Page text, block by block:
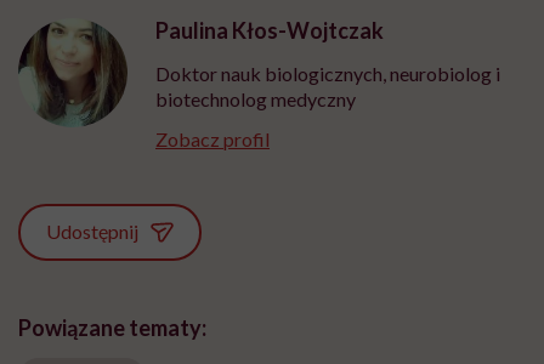
Paulina Kłos-Wojtczak
Doktor nauk biologicznych, neurobiolog i
biotechnolog medyczny
Zobacz profil
Udostępnij
Powiązane tematy: